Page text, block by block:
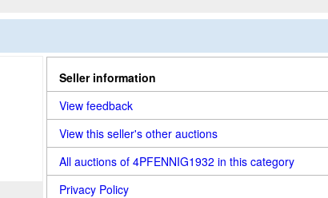
Seller information
View feedback
View this seller's other auctions
All auctions of 4PFENNIG1932 in this category
Privacy Policy